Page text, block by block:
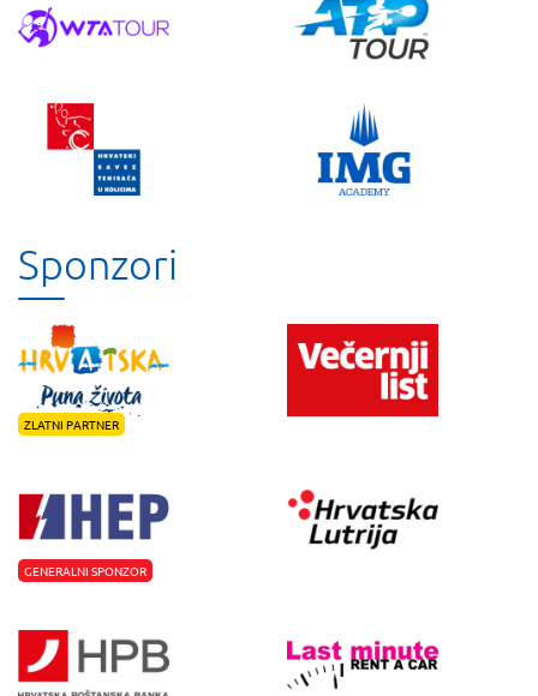
Sponzori
ZLATNI PARTNER
GENERALNI SPONZOR